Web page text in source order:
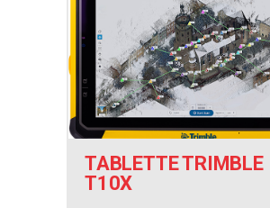
TABLETTE TRIMBLE
T10X